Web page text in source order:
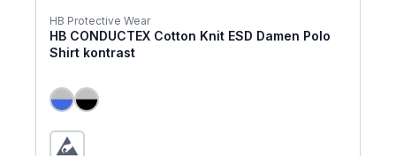
HB Protective Wear
HB CONDUCTEX Cotton Knit ESD Damen Polo
Shirt kontrast